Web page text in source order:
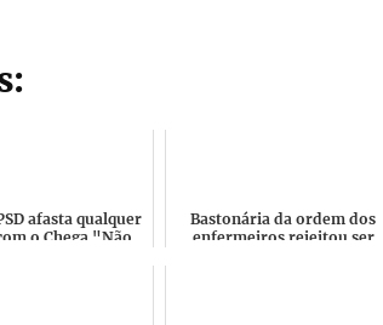
afasta qualquer
o Chega "Não
Bastonária da ordem dos
enfermeiros rejeitou ser